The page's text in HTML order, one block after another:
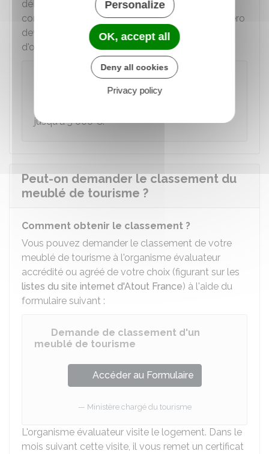
délivre sans délai un accusé de réception
comprenant un numéro de déclaration. Ce numéro
devra être indiqué dans chacune des annonces
d'offre de location de ce logement.
Ne pas déclarer votre logement en mairie est
jusqu'à5 000 €.
Peut-on demander le classement du
meublé de tourisme ?
Comment obtenir le classement ?
Vous pouvez demander le classement de votre
meublé de tourisme à l'organisme évaluateur
accrédité ou agréé de votre choix (figurant sur les
listes du site internet d'Atout France) à l'aide du
formulaire suivant :
Demande de classement d'un
meublé de tourisme
Accéder au Formulaire
Ministère chargé du tourisme
L'organisme évaluateur visite le logement. Dans le
mois suivant cette visite, il vous remet un certificat
Personalize
OK, accept all
Deny all cookies
Privacy policy